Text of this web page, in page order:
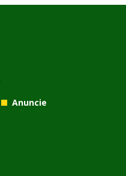
Anuncie